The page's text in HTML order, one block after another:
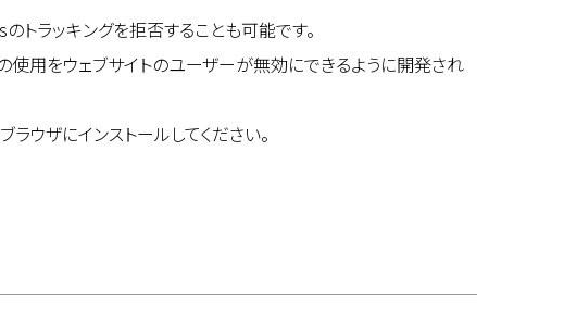
ラッキングを拒否することも可能です。
用をウェブサイトのユーザーが無効にできるように開発され
ウザにインストールしてください。